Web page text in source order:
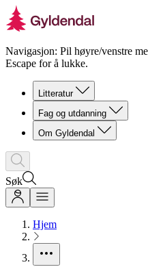
Navigasjon: Pil høyre/venstre
Escape for å lukke.
Litteratur
Fag og utdanning
Om Gyldendal
Søk
Hjem